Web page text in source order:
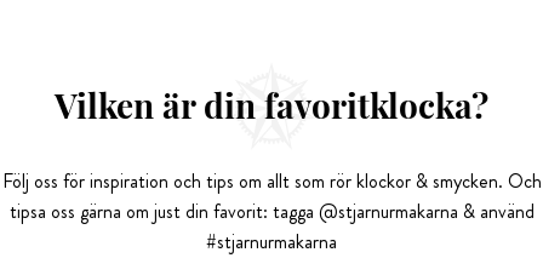
Vilken är din favoritklocka?
Följ oss för inspiration och tips om allt som rör klockor & smycken. Och
tipsa oss gärna om just din favorit: tagga @stjarnurmakarna & använd
#stjarnurmakarna